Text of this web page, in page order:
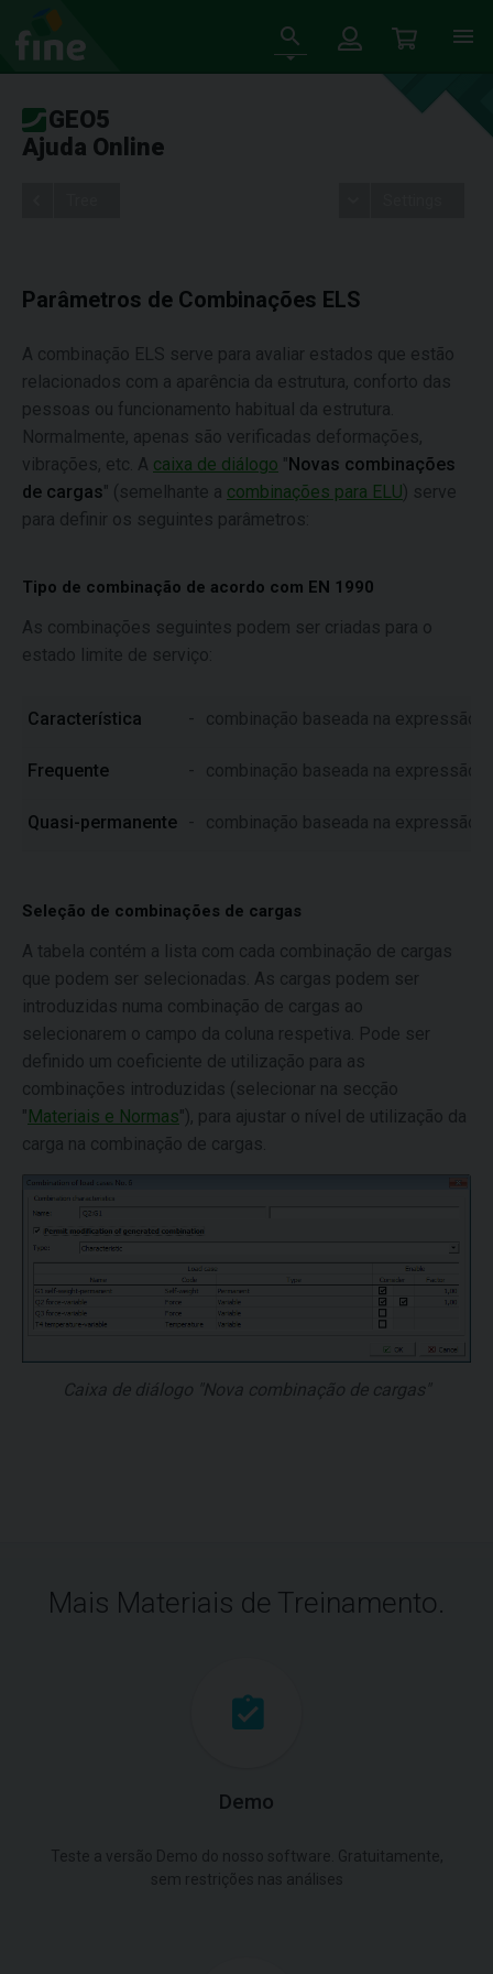
GEO5
Ajuda Online
Parâmetros de Combinações ELS
A combinação ELS serve para avaliar estados que estão
relacionados com a aparência da estrutura, conforto das
pessoas ou funcionamento habitual da estrutura.
Normalmente, apenas são verificadas deformações,
vibrações, etc. A caixa de diálogo "Novas combinações
de cargas" (semelhante a combinações para ELU) serve
para definir os seguintes parâmetros:
Tipo de combinação de acordo com EN 1990
As combinações seguintes podem ser criadas para o
estado limite de serviço:
Característica - combinação baseada na expressão
Frequente - combinação baseada na expressão
Quasi-permanente - combinação baseada na expressão
Seleção de combinações de cargas
A tabela contém a lista com cada combinação de cargas
que podem ser selecionadas. As cargas podem ser
introduzidas numa combinação de cargas ao
selecionarem o campo da coluna respetiva. Pode ser
definido um coeficiente de utilização para as
combinações introduzidas (selecionar na secção
"Materiais e Normas"), para ajustar o nível de utilização da
carga na combinação de cargas.
Caixa de diálogo "Nova combinação de cargas"
Mais Materiais de Treinamento.
Demo
Teste a versão Demo do nosso software. Gratuitamente,
sem restrições nas análises